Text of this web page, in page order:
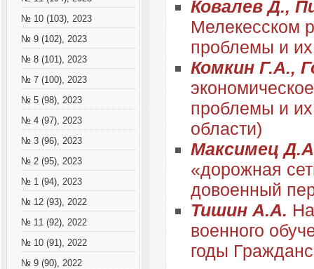
№ 10 (103), 2023
№ 9 (102), 2023
№ 8 (101), 2023
№ 7 (100), 2023
№ 5 (98), 2023
№ 4 (97), 2023
№ 3 (96), 2023
№ 2 (95), 2023
№ 1 (94), 2023
№ 12 (93), 2022
№ 11 (92), 2022
№ 10 (91), 2022
№ 9 (90), 2022
Ковалев Д.,
Мелекесском
проблемы и
Комкин Г.А.,
проблемы и
области)
Максимец
«дорожная
довоенный
Тишин А.А.
военного
годы